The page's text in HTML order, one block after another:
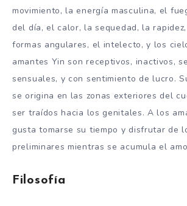
movimiento, la energía masculina, el
del día, el calor, la sequedad, la
formas angulares, el intelecto, y los
amantes Yin son receptivos, inactivos,
sensuales, y con sentimiento de lucro.
se origina en las zonas exteriores del
ser traídos hacia los genitales. A los
gusta tomarse su tiempo y disfrutar de
preliminares mientras se acumula el
Filosofía